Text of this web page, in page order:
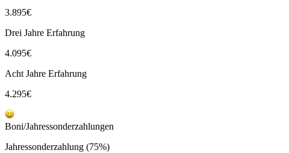
3.895€
Drei Jahre Erfahrung
4.095€
Acht Jahre Erfahrung
4.295€
Boni/Jahressonderzahlungen
Jahressonderzahlung (75%)